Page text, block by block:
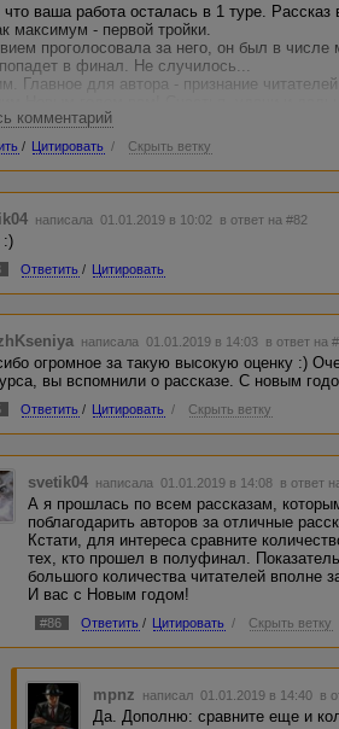
ваша работа осталась в 1 туре.
максимум - первой тройки.
проголосовала за него, он был в
в финал. Не случилось...
Главное для автора - признание
это дело.
комментарий
/ Цитировать / Скрыть ветку
написала 01.01.2019 в 10:02 в ответ на #82
:)
Ответить / Цитировать
написала 01.01.2019 в 14:03 в ответ на
огромное за такую высокую оценку :)
вы вспомнили о рассказе. С новым
Ответить / Цитировать / Скрыть ветку
svetik04 написала 01.01.2019 в 14:08 в ответ
А я прошлась по всем рассказам,
поблагодарить авторов за отличные
Кстати, для интереса сравните
тех, кто прошел в полуфинал.
большого количества читателей вполне
И вас с Новым годом!
#86 Ответить / Цитировать / Скрыть ветку
mpnz написал 01.01.2019 в 14:40 в
Да. Дополню: сравните еще и